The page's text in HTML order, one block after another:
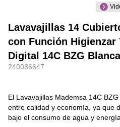
Lavavajillas 14
con Función Higienzar
Digital 14C BZG Blanca
240086647
El Lavavajillas Mademsa 14C
entre calidad y economía, ya que
bajo el consumo de agua y